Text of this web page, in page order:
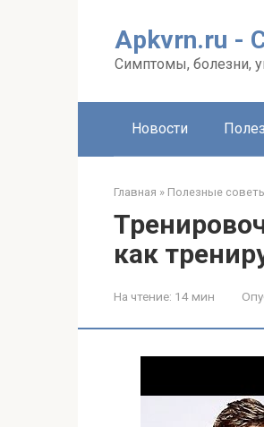
Apkvrn.ru -
Симптомы, болезни,
Новости
Главная » Полезные
как
На чтение: 14 мин